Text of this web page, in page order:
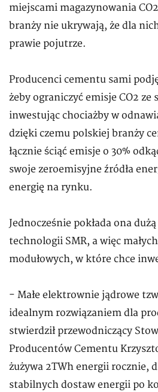
miejscami magazynowania
branży nie ukrywają, że dla
prawie pojutrze.
Producenci cementu sami
żeby ograniczyć emisje CO2 ze
inwestując chociażby w
dzięki czemu polskiej branży
łącznie ściąć emisje o 30%
swoje zeroemisyjne źródła
energię na rynku.
Jednocześnie pokłada ona
technologii SMR, a więc
modułowych, w które chce
- Małe elektrownie jądrowe
idealnym rozwiązaniem dla
stwierdził przewodniczący
Producentów Cementu
żużywa 2TWh energii rocznie,
stabilnych dostaw energii po